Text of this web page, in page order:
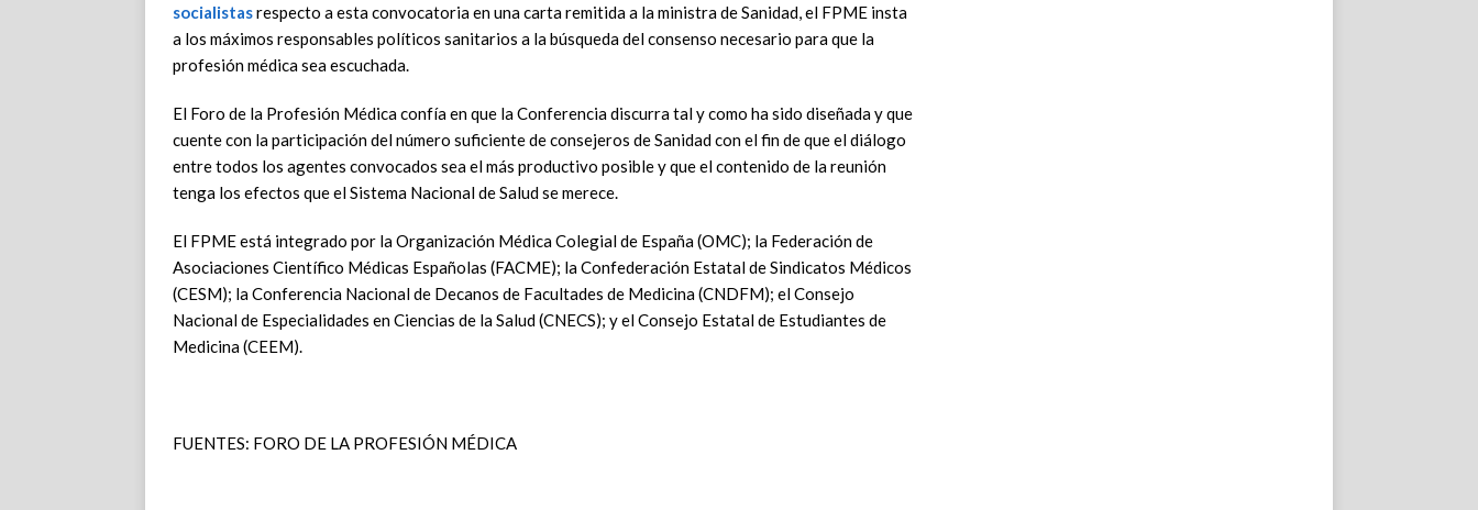
socialistasrespecto a esta convocatoria en una carta remitida a la ministra de Sanidad, el FPME insta
a los máximos responsables políticos sanitarios a la búsqueda del consenso necesario para que la
profesión médica sea escuchada.
El Foro de la Profesión Médica confía en que la Conferencia discurra tal y como ha sido diseñada y que
cuente con la participación del número suficiente de consejeros de Sanidad con el fin de que el diálogo
entre todos los agentes convocados sea el más productivo posible y que el contenido de la reunión
tenga los efectos que el Sistema Nacional de Salud se merece.
El FPME está integrado por la Organización Médica Colegial de España (OMC); la Federación de
Asociaciones Científico Médicas Españolas (FACME); la Confederación Estatal de Sindicatos Médicos
(CESM); la Conferencia Nacional de Decanos de Facultades de Medicina (CNDFM); el Consejo
Nacional de Especialidades en Ciencias de la Salud (CNECS); y el Consejo Estatal de Estudiantes de
Medicina (CEEM).
FUENTES: FORO DE LA PROFESIÓN MÉDICA